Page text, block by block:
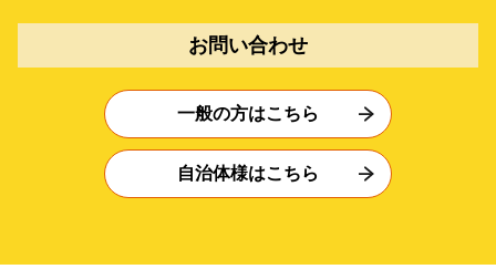
お問い合わせ
一般の方はこちら
自治体様はこちら